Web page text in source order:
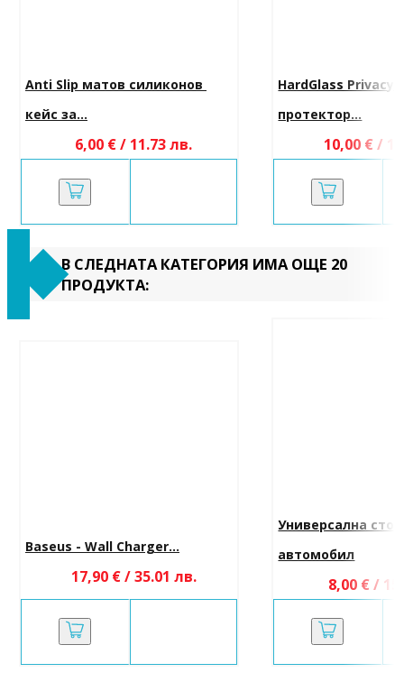
Anti Slip матов силиконов
кейс за...
6,00 € / 11.73 лв.
HardGlass Privacy
протектор...
10,00 € /
В СЛЕДНАТА КАТЕГОРИЯ ИМА ОЩЕ 20
ПРОДУКТА:
Baseus - Wall Charger...
17,90 € / 35.01 лв.
Универсална
автомобил
8,00 € /